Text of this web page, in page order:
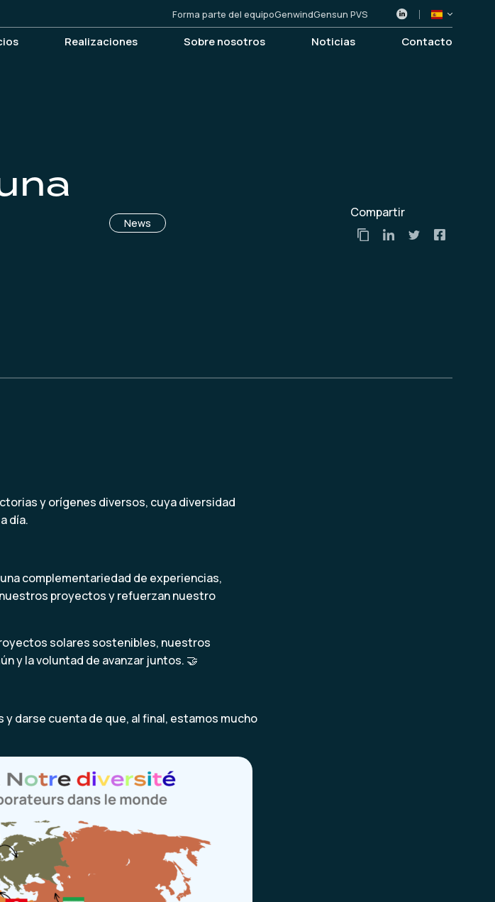
Forma parte del equipoGenwindGensun PVS
Realizaciones Sobre nosotros Noticias Contacto
News
Compartir
y orígenes diversos, cuya diversidad
día.
complementariedad de experiencias,
proyectos y refuerzan nuestro
solares sostenibles, nuestros
y la voluntad de avanzar juntos. 🤝
darse cuenta de que, al final, estamos mucho